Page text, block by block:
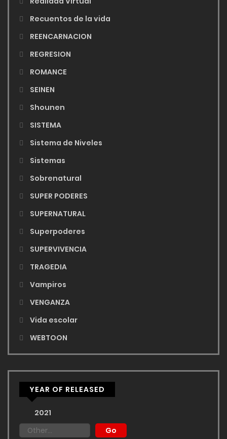
Recuentos de la vida
REENCARNACION
REGRESION
ROMANCE
SEINEN
Shounen
SISTEMA
Sistema de Niveles
Sistemas
Sobrenatural
SUPER PODERES
SUPERNATURAL
Superpoderes
SUPERVIVENCIA
TRAGEDIA
Vampiros
VENGANZA
Vida escolar
WEBTOON
YEAR OF RELEASED
2021